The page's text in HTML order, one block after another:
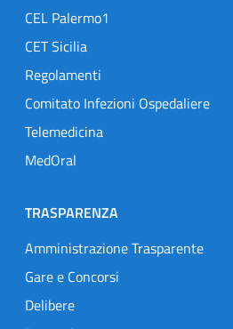
CEL Palermo1
CET Sicilia
Regolamenti
Comitato Infezioni Ospedaliere
Telemedicina
MedOral
TRASPARENZA
Amministrazione Trasparente
Gare e Concorsi
Delibere